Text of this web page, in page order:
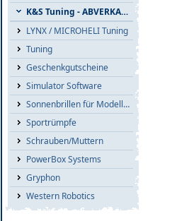
K&S Tuning - ABVERKAUF
LYNX / MICROHELI Tuning
Tuning
Geschenkgutscheine
Simulator Software
Sonnenbrillen für Modellflieger
Sportrümpfe
Schrauben/Muttern
PowerBox Systems
Gryphon
Western Robotics